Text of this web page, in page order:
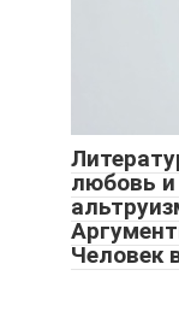
любовь
Человек